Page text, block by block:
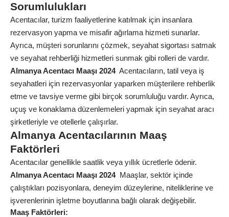
Sorumlulukları
Acentacılar, turizm faaliyetlerine katılmak için insanlara
rezervasyon yapma ve misafir ağırlama hizmeti sunarlar.
Ayrıca, müşteri sorunlarını çözmek, seyahat sigortası satmak
ve seyahat rehberliği hizmetleri sunmak gibi rolleri de vardır.
Almanya Acentacı Maaşı 2024Acentacıların, tatil veya iş
seyahatleri için rezervasyonlar yaparken müşterilere rehberlik
etme ve tavsiye verme gibi birçok sorumluluğu vardır. Ayrıca,
uçuş ve konaklama düzenlemeleri yapmak için seyahat aracı
şirketleriyle ve otellerle çalışırlar.
Almanya Acentacılarının Maaş
Faktörleri
Acentacılar genellikle saatlik veya yıllık ücretlerle ödenir.
Almanya Acentacı Maaşı 2024Maaşlar, sektör içinde
çalıştıkları pozisyonlara, deneyim düzeylerine, niteliklerine ve
işverenlerinin işletme boyutlarına bağlı olarak değişebilir.
Maaş Faktörleri: